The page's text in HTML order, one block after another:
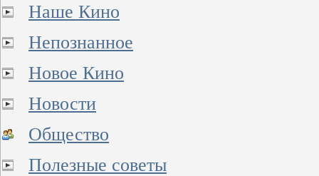
Наше Кино
Непознанное
Новое Кино
Новости
Общество
Полезные советы